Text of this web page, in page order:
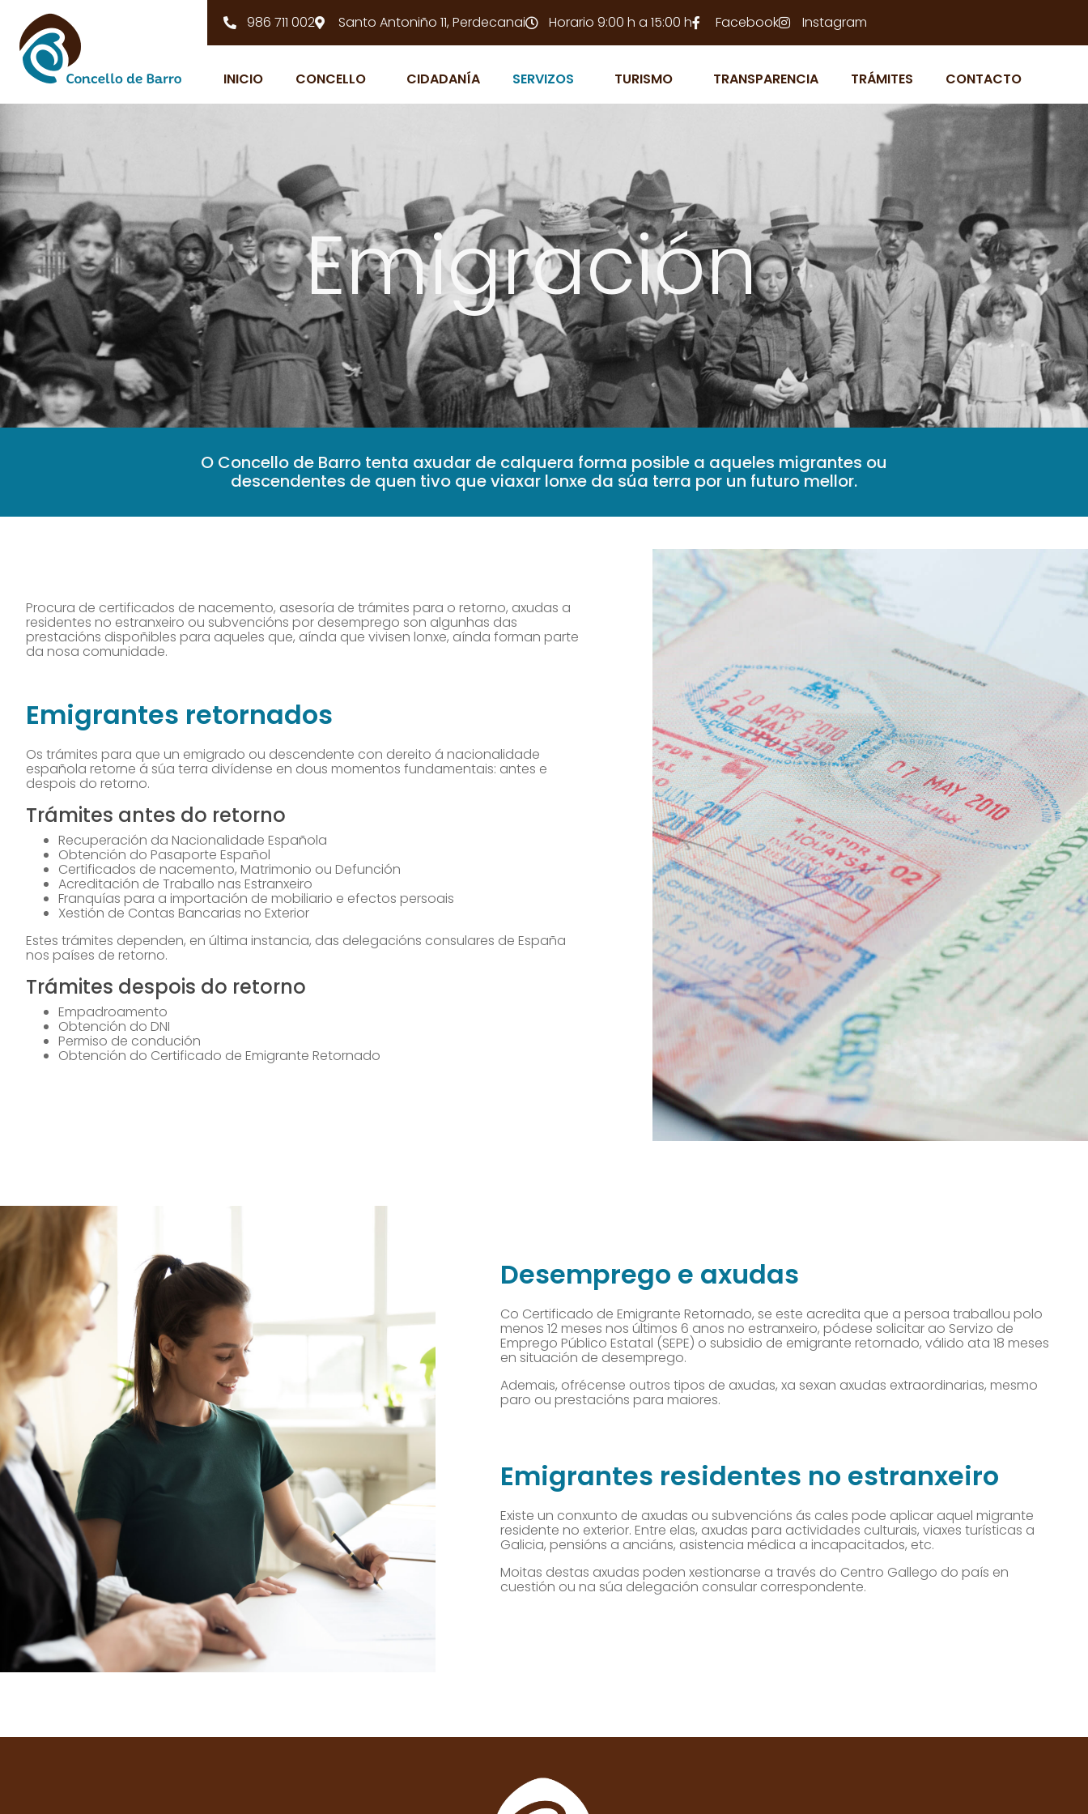
986 711 002 Santo Antoniño 11, Perdecanai Horario 9:00 h a 15:00 h Facebook Instagram
INICIO CONCELLO CIDADANÍA SERVIZOS TURISMO TRANSPARENCIA TRÁMITES CONTACTO
Emigración
O Concello de Barro tenta axudar de calquera forma posible a aqueles migrantes ou
descendentes de quen tivo que viaxar lonxe da súa terra por un futuro mellor.
Procura de certificados de nacemento, asesoría de trámites para o retorno, axudas a
residentes no estranxeiro ou subvencións por desemprego son algunhas das
prestacións dispoñibles para aqueles que, aínda que vivisen lonxe, aínda forman parte
da nosa comunidade.
Emigrantes retornados
Os trámites para que un emigrado ou descendente con dereito á nacionalidade
española retorne á súa terra divídense en dous momentos fundamentais: antes e
despois do retorno.
Trámites antes do retorno
Recuperación da Nacionalidade Española
Obtención do Pasaporte Español
Certificados de nacemento, Matrimonio ou Defunción
Acreditación de Traballo nas Estranxeiro
Franquías para a importación de mobiliario e efectos persoais
Xestión de Contas Bancarias no Exterior
Estes trámites dependen, en última instancia, das delegacións consulares de España
nos países de retorno.
Trámites despois do retorno
Empadroamento
Obtención do DNI
Permiso de condución
Obtención do Certificado de Emigrante Retornado
Desemprego e axudas
Co Certificado de Emigrante Retornado, se este acredita que a persoa traballou polo
menos 12 meses nos últimos 6 anos no estranxeiro, pódese solicitar ao Servizo de
Emprego Público Estatal (SEPE) o subsidio de emigrante retornado, válido ata 18 meses
en situación de desemprego.
Ademais, ofrécense outros tipos de axudas, xa sexan axudas extraordinarias, mesmo
paro ou prestacións para maiores.
Emigrantes residentes no estranxeiro
Existe un conxunto de axudas ou subvencións ás cales pode aplicar aquel migrante
residente no exterior. Entre elas, axudas para actividades culturais, viaxes turísticas a
Galicia, pensións a anciáns, asistencia médica a incapacitados, etc.
Moitas destas axudas poden xestionarse a través do Centro Gallego do país en
cuestión ou na súa delegación consular correspondente.